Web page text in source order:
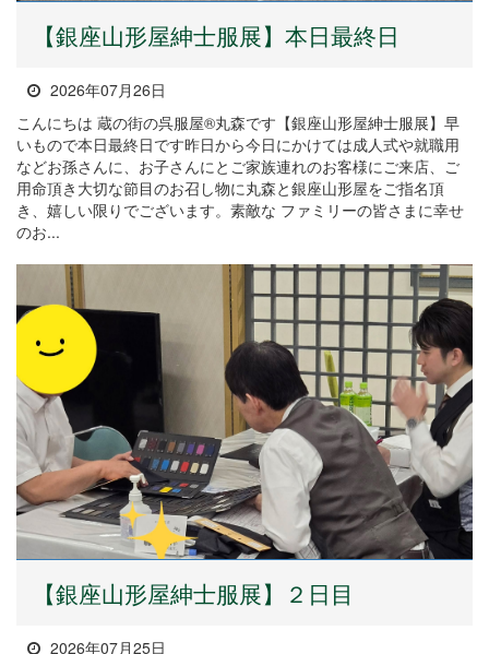
【銀座山形屋紳士服展】本日最終日
2026年07月26日
こんにちは 蔵の街の呉服屋®丸森です【銀座山形屋紳士服展】早
いもので本日最終日です昨日から今日にかけては成人式や就職用
などお孫さんに、お子さんにとご家族連れのお客様にご来店、ご
用命頂き大切な節目のお召し物に丸森と銀座山形屋をご指名頂
き、嬉しい限りでございます。素敵な ファミリーの皆さまに幸せ
のお...
【銀座山形屋紳士服展】２日目
2026年07月25日